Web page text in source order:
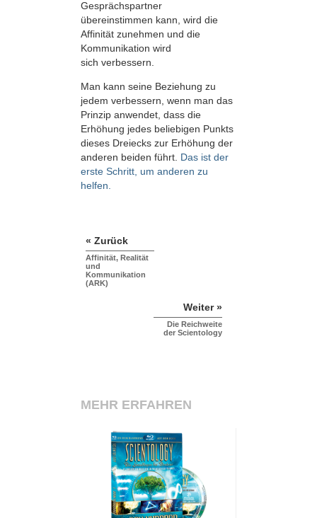
Gesprächspartner
übereinstimmen kann, wird die
Affinität zunehmen und die
Kommunikation wird
sich verbessern.
Man kann seine Beziehung zu
jedem verbessern, wenn man das
Prinzip anwendet, dass die
Erhöhung jedes beliebigen Punkts
dieses Dreiecks zur Erhöhung der
anderen beiden führt. Das ist der
erste Schritt, um anderen zu
helfen.
« Zurück
Affinität, Realität
und
Kommunikation
(ARK)
Weiter »
Die Reichweite
der Scientology
MEHR ERFAHREN